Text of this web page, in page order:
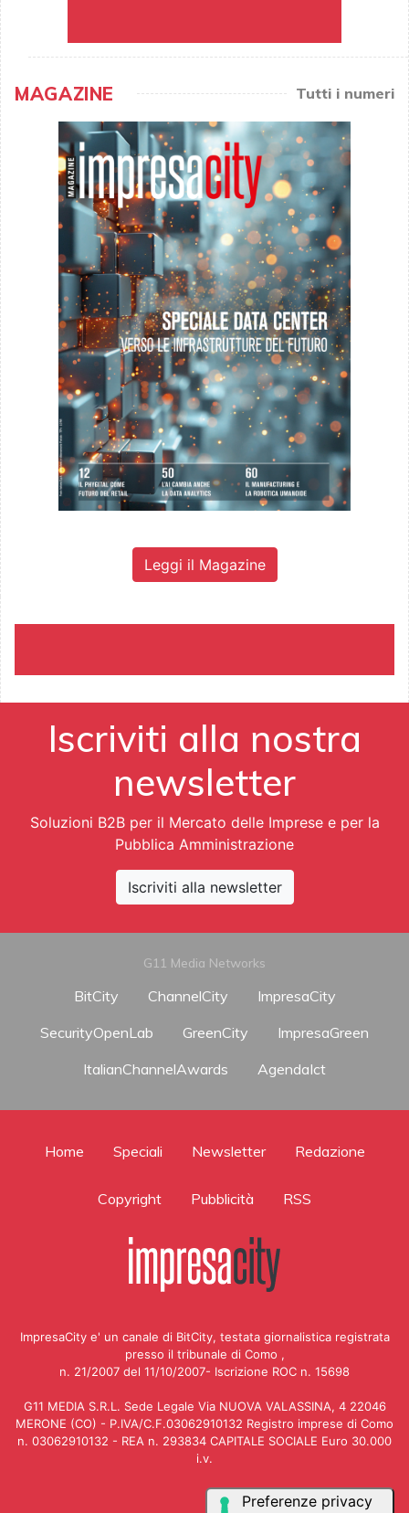
MAGAZINE Tutti i numeri
Leggi il Magazine
Iscriviti alla nostra
newsletter
Soluzioni B2B per il Mercato delle Imprese e per la
Pubblica Amministrazione
Iscriviti alla newsletter
G11 Media Networks
BitCity ChannelCity
ImpresaCity
SecurityOpenLab
GreenCity
ImpresaGreen
ItalianChannelAwards
AgendaIct
Home Speciali Newsletter Redazione
Copyright Pubblicità RSS
ImpresaCity e' un canale di BitCity, testata giornalistica registrata
presso il tribunale di Como ,
n. 21/2007 del 11/10/2007- Iscrizione ROC n. 15698
G11 MEDIA S.R.L. Sede Legale Via NUOVA VALASSINA, 4 22046
MERONE (CO) - P.IVA/C.F.03062910132 Registro imprese di Como
n. 03062910132 - REA n. 293834 CAPITALE SOCIALE Euro 30.000
i.v.